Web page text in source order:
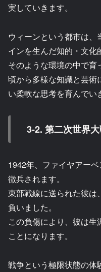
実していきます。
ウィーンという都市は
インを生んだ知的・文化
そのような環境の中で
頃から多様な知識と芸術
い柔軟な思考を育んでい
3-2. 第二次世界
1942年、ファイヤアー
徴兵されます。
東部戦線に送られた彼は
負いました。
この負傷により、彼は
ことになります。
戦争という極限状態の体